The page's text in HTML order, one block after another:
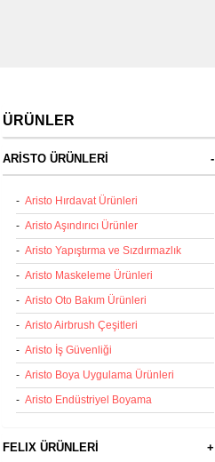
ÜRÜNLER
-
ARİSTO ÜRÜNLERİ
- Aristo Hırdavat Ürünleri
- Aristo Aşındırıcı Ürünler
- Aristo Yapıştırma ve Sızdırmazlık
- Aristo Maskeleme Ürünleri
- Aristo Oto Bakım Ürünleri
- Aristo Airbrush Çeşitleri
- Aristo İş Güvenliği
- Aristo Boya Uygulama Ürünleri
- Aristo Endüstriyel Boyama
+
FELIX ÜRÜNLERİ